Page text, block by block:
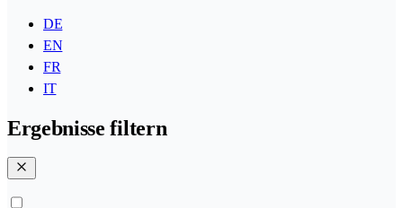
DE
EN
FR
IT
Ergebnisse filtern